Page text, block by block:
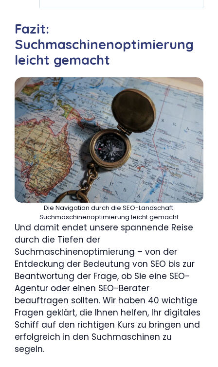
Fazit:
Suchmaschinenoptimierung
leicht gemacht
Die Navigation durch die SEO-Landschaft:
Suchmaschinenoptimierung leicht gemacht
Und damit endet unsere spannende Reise
durch die Tiefen der
Suchmaschinenoptimierung – von der
Entdeckung der Bedeutung von SEO bis zur
Beantwortung der Frage, ob Sie eine SEO-
Agentur oder einen SEO-Berater
beauftragen sollten. Wir haben 40 wichtige
Fragen geklärt, die Ihnen helfen, Ihr digitales
Schiff auf den richtigen Kurs zu bringen und
erfolgreich in den Suchmaschinen zu
segeln.